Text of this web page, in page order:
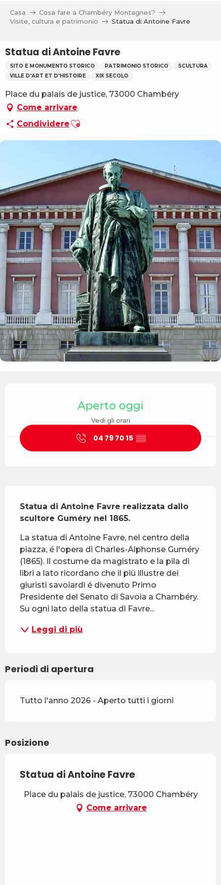
Casa
Cosa fare a Chambéry Montagnes?
Visite, cultura e patrimonio
Statua di Antoine Favre
Statua di Antoine Favre
SITO E MONUMENTO STORICO PATRIMONIO STORICO
SCULTURA
VILLE D'ART ET D'HISTOIRE
XIX SECOLO
Place du palais de justice, 73000 Chambéry
Come arrivare
Condividere Ajouter aux favoris
Aperto oggi
Vedi gli orari
04 79 70 15 ▒▒
Statua di Antoine Favre realizzata dallo
scultore Guméry nel 1865.
La statua di Antoine Favre, nel centro della
piazza, é l'opera di Charles-Alphonse Guméry
(1865). Il costume da magistrato e la pila di
libri a lato ricordano che il più illustre dei
giuristi savoiardi é divenuto Primo
Presidente del Senato di Savoia a Chambéry.
Su ogni lato della statua di Favre...
Leggi di più
Periodi di apertura
Tutto l'anno 2026 - Aperto tutti i giorni
Posizione
Statua di Antoine Favre
Place du palais de justice, 73000 Chambéry
Come arrivare